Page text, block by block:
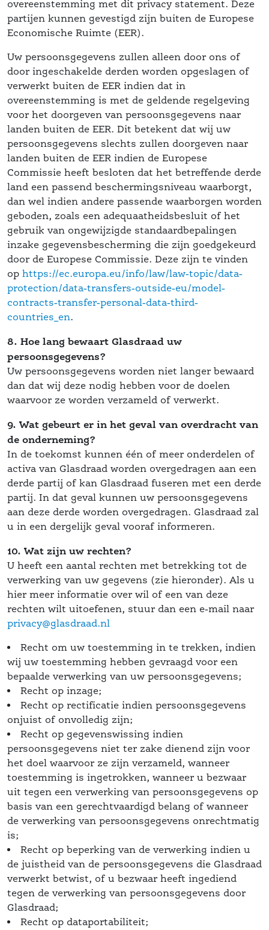
overeenstemming met dit privacy statement. Deze
partijen kunnen gevestigd zijn buiten de Europese
Economische Ruimte (EER).
Uw persoonsgegevens zullen alleen door ons of
door ingeschakelde derden worden opgeslagen of
verwerkt buiten de EER indien dat in
overeenstemming is met de geldende regelgeving
voor het doorgeven van persoonsgegevens naar
landen buiten de EER. Dit betekent dat wij uw
persoonsgegevens slechts zullen doorgeven naar
landen buiten de EER indien de Europese
Commissie heeft besloten dat het betreffende derde
land een passend beschermingsniveau waarborgt,
dan wel indien andere passende waarborgen worden
geboden, zoals een adequaatheidsbesluit of het
gebruik van ongewijzigde standaardbepalingen
inzake gegevensbescherming die zijn goedgekeurd
door de Europese Commissie. Deze zijn te vinden
op https://ec.europa.eu/info/law/law-topic/data-
protection/data-transfers-outside-eu/model-
contracts-transfer-personal-data-third-
countries_en.
8. Hoe lang bewaart Glasdraad uw
persoonsgegevens?
Uw persoonsgegevens worden niet langer bewaard
dan dat wij deze nodig hebben voor de doelen
waarvoor ze worden verzameld of verwerkt.
9. Wat gebeurt er in het geval van overdracht van
de onderneming?
In de toekomst kunnen één of meer onderdelen of
activa van Glasdraad worden overgedragen aan een
derde partij of kan Glasdraad fuseren met een derde
partij. In dat geval kunnen uw persoonsgegevens
aan deze derde worden overgedragen. Glasdraad zal
u in een dergelijk geval vooraf informeren.
10. Wat zijn uw rechten?
U heeft een aantal rechten met betrekking tot de
verwerking van uw gegevens (zie hieronder). Als u
hier meer informatie over wil of een van deze
rechten wilt uitoefenen, stuur dan een e-mail naar
privacy@glasdraad.nl
Recht om uw toestemming in te trekken, indien
wij uw toestemming hebben gevraagd voor een
bepaalde verwerking van uw persoonsgegevens;
Recht op inzage;
Recht op rectificatie indien persoonsgegevens
onjuist of onvolledig zijn;
Recht op gegevenswissing indien
persoonsgegevens niet ter zake dienend zijn voor
het doel waarvoor ze zijn verzameld, wanneer
toestemming is ingetrokken, wanneer u bezwaar
uit tegen een verwerking van persoonsgegevens op
basis van een gerechtvaardigd belang of wanneer
de verwerking van persoonsgegevens onrechtmatig
is;
Recht op beperking van de verwerking indien u
de juistheid van de persoonsgegevens die Glasdraad
verwerkt betwist, of u bezwaar heeft ingediend
tegen de verwerking van persoonsgegevens door
Glasdraad;
Recht op dataportabiliteit;